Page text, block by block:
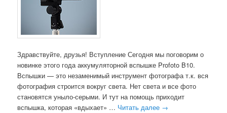
Здравствуйте, друзья! Вступление Сегодня мы поговорим о
новинке этого года аккумуляторной вспышке Profoto B10.
Вспышки — это незаменимый инструмент фотографа т.к. вся
фотография строится вокруг света. Нет света и все фото
становятся уныло-серыми. И тут на помощь приходит
вспышка, которая «вдыхает» … Читать далее →